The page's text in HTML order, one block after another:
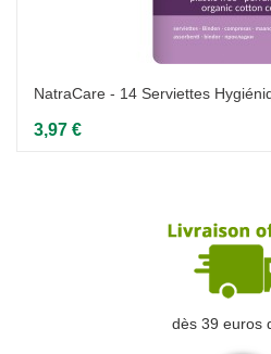
NatraCare - 14 Serviettes
3,97 €
dès 39 euros